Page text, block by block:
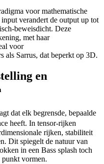
voor mathematische
verandert de output up tot
beweisdicht. Deze
met haar
voor
als Sarrus, dat beperkt op 3D.
en
dat elk begrensde, bepaalde
heeft. In tensor-rijken
rijken, stabiliteit
Dit spiegelt de natuur van
in een Bass splash toch
punkt vormen.